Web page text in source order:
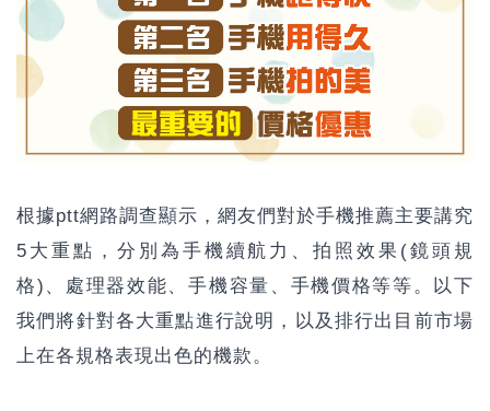
根據ptt網路調查顯示，網友們對於手機推薦主要講究
5大重點，分別為手機續航力、拍照效果(鏡頭規
格)、處理器效能、手機容量、手機價格等等。以下
我們將針對各大重點進行說明，以及排行出目前市場
上在各規格表現出色的機款。